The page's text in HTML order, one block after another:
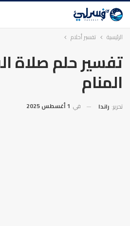
الرئيسية تفسير أحلام
تفسير حلم صلاة
المنام
تحرير: راندا في 1 أغسطس 2025